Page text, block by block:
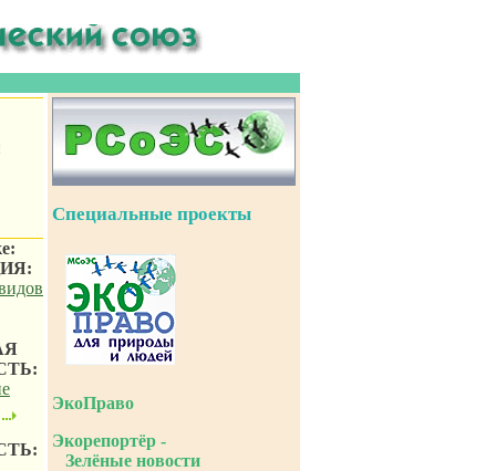
Специальные проекты
ЭкоПраво
Экорепортёр -
Зелёные новости